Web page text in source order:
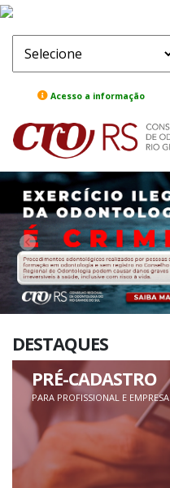
Acesso a informação
ComeBack
DESTAQUES
PRÉ-CADASTRO
PARA PROFISSIONAL E EMPRESA